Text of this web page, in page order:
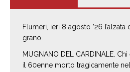
Flumeri, ieri 8 agosto ’26
grano.
MUGNANO DEL CARDINALE.
il 60enne morto tragicamente